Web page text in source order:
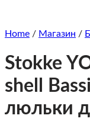
Home / Магазин /
Stokke
shell
люльки